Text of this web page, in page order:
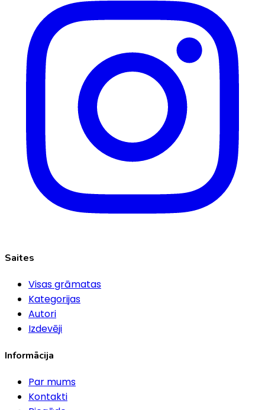
Saites
Visas grāmatas
Kategorijas
Autori
Izdevēji
Informācija
Par mums
Kontakti